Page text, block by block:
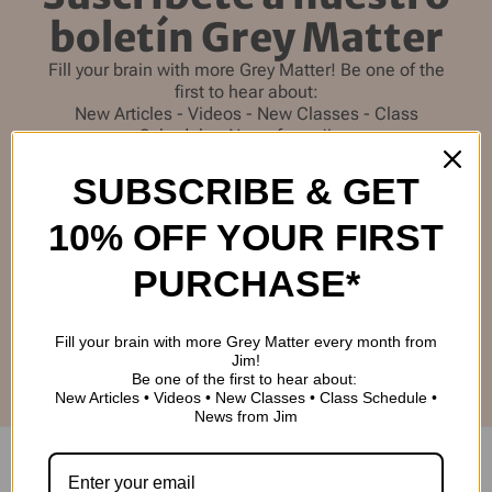
boletín Grey Matter
Fill your brain with more Grey Matter! Be one of the
first to hear about:
New Articles - Videos - New Classes - Class
Schedule - News from Jim.
SUBSCRIBE & GET
10% OFF YOUR FIRST
PURCHASE*
Fill your brain with more Grey Matter every month from
Jim!
Be one of the first to hear about:
New Articles • Videos • New Classes • Class Schedule •
News from Jim